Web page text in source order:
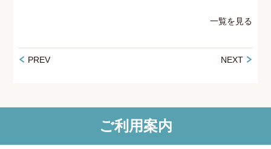
一覧を見る
PREV NEXT
ご利用案内